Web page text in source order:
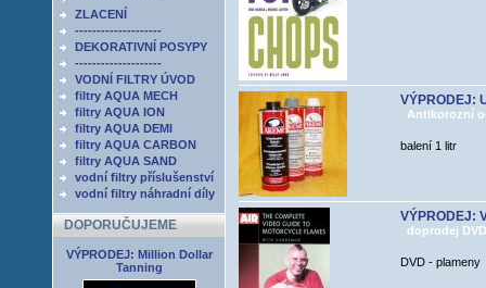
ZLACENÍ
--------------------
DEKORATIVNÍ POSYPY
--------------------
VODNÍ FILTRY ÚVOD
filtry AQUA MECH
filtry AQUA ION
filtry AQUA DEMI
filtry AQUA CARBON
filtry AQUA SAND
vodní filtry příslušenství
vodní filtry náhradní díly
DOPORUČUJEME
VÝPRODEJ: Million Dollar
Tanning
VÝPRODEJ:
Antikorozní
balení 1 litr
VÝPRODEJ:
doprodej
DVD - plameny